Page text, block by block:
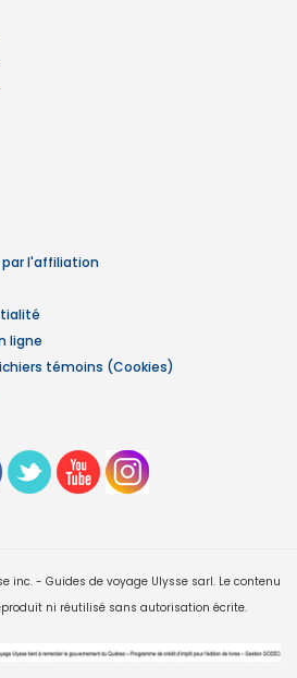
par l'affiliation
ligne
témoins (Cookies)
inc. - Guides de voyage Ulysse sarl. Le contenu
ni réutilisé sans autorisation écrite.